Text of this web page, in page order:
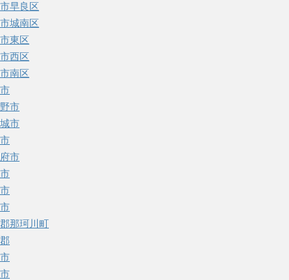
早良区
城南区
東区
西区
南区
市
市
市
那珂川町